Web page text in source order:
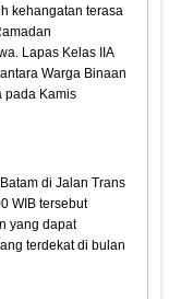
kehangatan terasa
Lapas Kelas IIA
Warga Binaan
pada Kamis
di Jalan Trans
WIB tersebut
yang dapat
terdekat di bulan